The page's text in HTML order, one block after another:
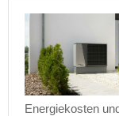
Energiekosten